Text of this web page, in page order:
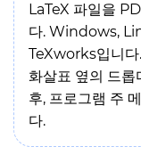
LaTeX 파일을
다. Windows,
TeXworks입니다
화살표 옆의 드
후, 프로그램 주
다.